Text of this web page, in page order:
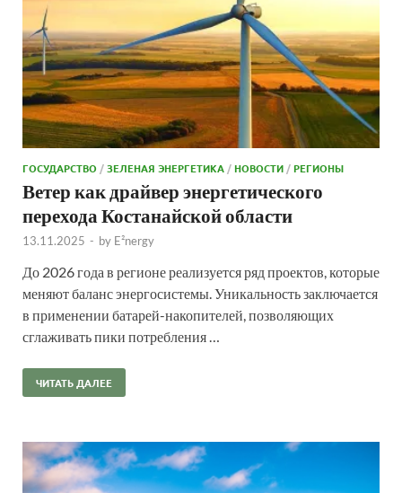
ГОСУДАРСТВО /ЗЕЛЕНАЯ ЭНЕРГЕТИКА /НОВОСТИ /РЕГИОНЫ
Ветер как драйвер энергетического
перехода Костанайской области
13.11.2025 - by E²nergy
До 2026 года в регионе реализуется ряд проектов, которые
меняют баланс энергосистемы. Уникальность заключается
в применении батарей-накопителей, позволяющих
сглаживать пики потребления …
ЧИТАТЬ ДАЛЕЕ